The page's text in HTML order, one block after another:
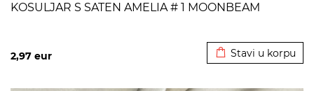
KOSULJAR S SATEN AMELIA # 1 MOONBEAM
2,97 eur Stavi u korpu